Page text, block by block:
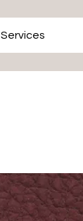
Services